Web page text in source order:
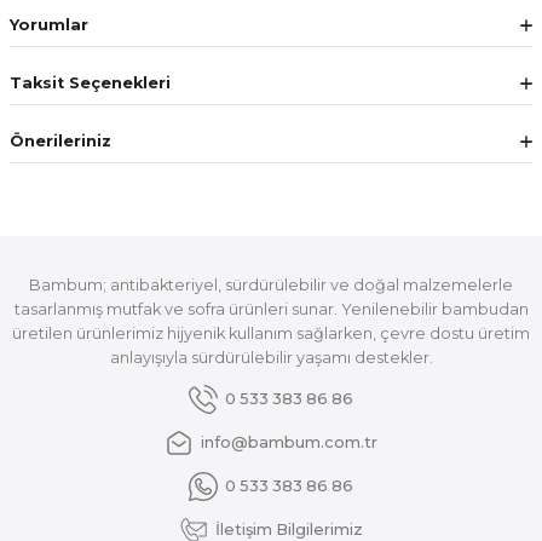
Yorumlar
Taksit Seçenekleri
Önerileriniz
Bambum; antibakteriyel, sürdürülebilir ve doğal malzemelerle
tasarlanmış mutfak ve sofra ürünleri sunar. Yenilenebilir bambudan
üretilen ürünlerimiz hijyenik kullanım sağlarken, çevre dostu üretim
anlayışıyla sürdürülebilir yaşamı destekler.
0 533 383 86 86
info@bambum.com.tr
0 533 383 86 86
İletişim Bilgilerimiz